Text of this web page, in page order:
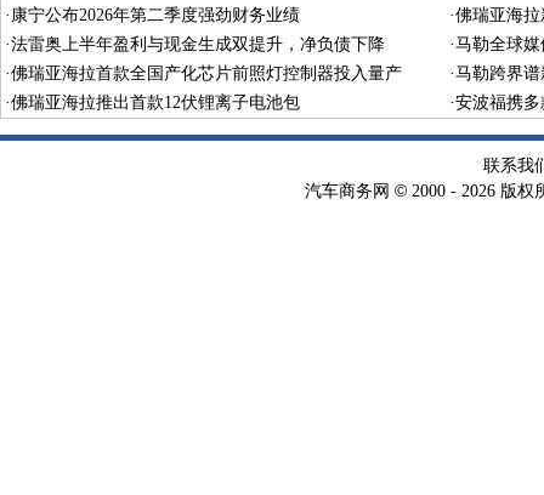
· 康宁公布2026年第二季度强劲财务业绩 ·佛瑞亚海
·法雷奥上半年盈利与现金生成双提升，净负债下降 ·马勒全球
·佛瑞亚海拉首款全国产化芯片前照灯控制器投入量产 ·马勒跨界
·佛瑞亚海拉推出首款12伏锂离子电池包 ·安波福携
联系我
汽车商务网 © 2000 - 2026 版权